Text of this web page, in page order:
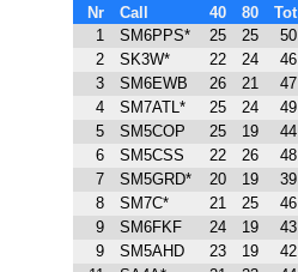
Nr
Call 40 80 Tot
1
SM6PPS* 25 25 50
2
SK3W* 22 24 46
3
SM6EWB 26 21 47
4
SM7ATL* 25 24 49
5
SM5COP 25 19 44
6
SM5CSS 22 26 48
7
SM5GRD* 20 19 39
8
SM7C* 21 25 46
9
SM6FKF 24 19 43
9
SM5AHD 23 19 42